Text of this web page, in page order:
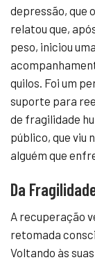
depressão, que
relatou que,
peso, iniciou
quilos. Foi um
suporte para
de fragilidade
público, que viu
alguém que
Da
A recuperação
retomada
Voltando às